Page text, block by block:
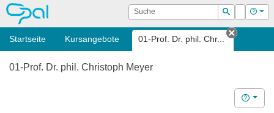
OPAL Suche
Suchen
Login Hilfe
Startseite Kursangebote 01-Prof. Dr. phil. Chr...
Tab
01-Prof. Dr. phil. Christoph Meyer
Hilfe